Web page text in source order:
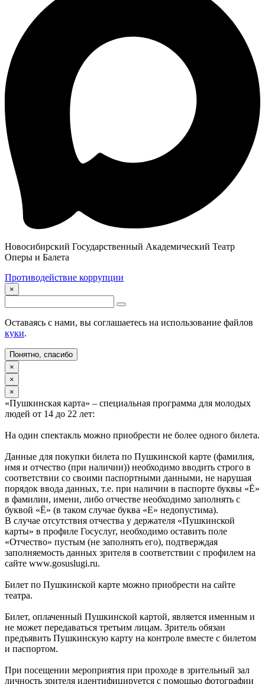
Новосибирский Государственный Академический Театр
Оперы и Балета
Противодействие коррупции
×
Оставаясь с нами, вы соглашаетесь на использование файлов
куки.
Понятно, спасибо
×
×
×
«Пушкинская карта» – специальная программа для молодых
людей от 14 до 22 лет:
На один спектакль можно приобрести не более одного билета.
Данные для покупки билета по Пушкинской карте (фамилия,
имя и отчество (при наличии)) необходимо вводить строго в
соответствии со своими паспортными данными, не нарушая
порядок ввода данных, т.е. при наличии в паспорте буквы «Ё»
в фамилии, имени, либо отчестве необходимо заполнять с
буквой «Ё» (в таком случае буква «Е» недопустима).
В случае отсутствия отчества у держателя «Пушкинской
карты» в профиле Госуслуг, необходимо оставить поле
«Отчество» пустым (не заполнять его), подтверждая
заполняемость данных зрителя в соответствии с профилем на
сайте www.gosuslugi.ru.
Билет по Пушкинской карте можно приобрести на сайте
театра.
Билет, оплаченный Пушкинской картой, является именным и
не может передаваться третьим лицам. Зритель обязан
предъявить Пушкинскую карту на контроле вместе с билетом
и паспортом.
При посещении мероприятия при проходе в зрительный зал
личность зрителя идентифицируется с помощью фотографии